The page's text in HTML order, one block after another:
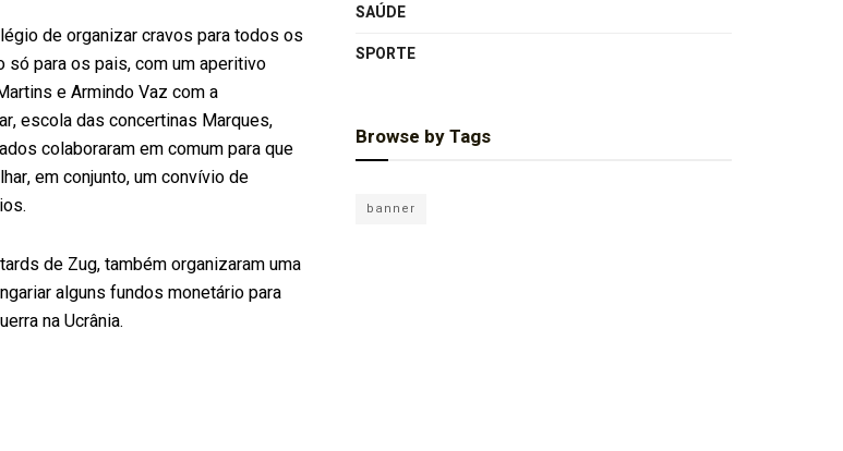
de organizar cravos para todos os
para os pais, com um aperitivo
e Armindo Vaz com a
escola das concertinas Marques,
colaboraram em comum para que
em conjunto, um convívio de
de Zug, também organizaram uma
alguns fundos monetário para
na Ucrânia.
SAÚDE
SPORTE
Browse by Tags
banner